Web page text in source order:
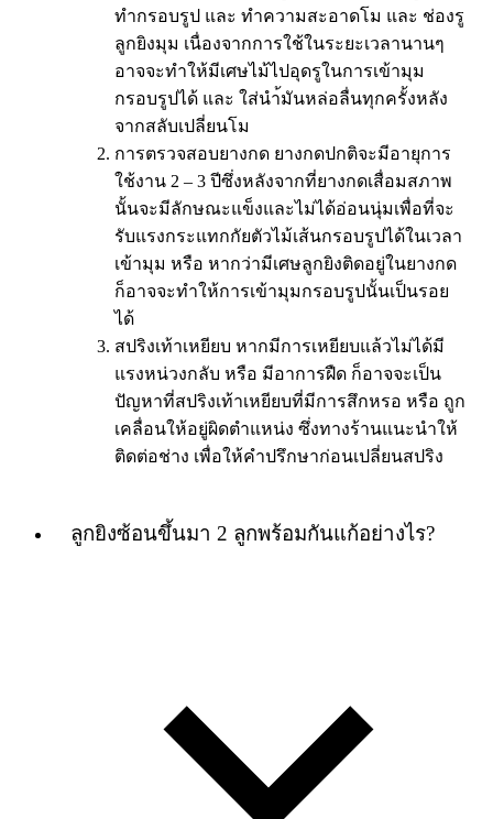
ทำกรอบรูป และ ทำความสะอาดโม และ ช่องรู
ลูกยิงมุม เนื่องจากการใช้ในระยะเวลานานๆ
อาจจะทำให้มีเศษไม้ไปอุดรูในการเข้ามุม
กรอบรูปได้ และ ใส่นำ้มันหล่อลื่นทุกครั้งหลัง
จากสลับเปลี่ยนโม
การตรวจสอบยางกด ยางกดปกติจะมีอายุการ
ใช้งาน 2 – 3 ปีซึ่งหลังจากที่ยางกดเสื่อมสภาพ
นั้นจะมีลักษณะแข็งและไม่ได้อ่อนนุ่มเพื่อที่จะ
รับแรงกระแทกกัยตัวไม้เส้นกรอบรูปได้ในเวลา
เข้ามุม หรือ หากว่ามีเศษลูกยิงติดอยู่ในยางกด
ก็อาจจะทำให้การเข้ามุมกรอบรูปนั้นเป็นรอย
ได้
สปริงเท้าเหยียบ หากมีการเหยียบแล้วไม่ได้มี
แรงหน่วงกลับ หรือ มีอาการฝืด ก็อาจจะเป็น
ปัญหาที่สปริงเท้าเหยียบที่มีการสึกหรอ หรือ ถูก
เคลื่อนให้อยู่ผิดตำแหน่ง ซึ่งทางร้านแนะนำให้
ติดต่อช่าง เพื่อให้คำปรึกษาก่อนเปลี่ยนสปริง
ลูกยิงซ้อนขึ้นมา 2 ลูกพร้อมกันแก้อย่างไร?